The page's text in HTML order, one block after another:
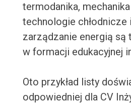
termodanika, mechanika
technologie chłodnicze
zarządzanie energią są
w formacji edukacyjnej
Oto przykład listy
odpowiedniej dla CV